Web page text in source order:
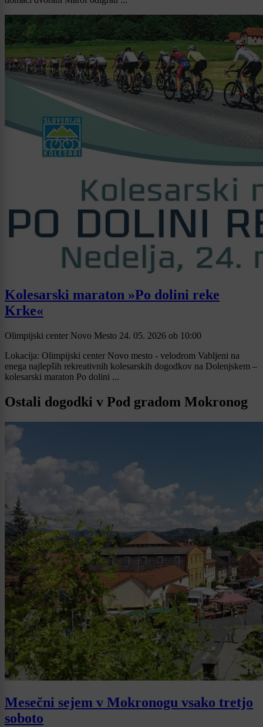
Kolesarski maraton »Po dolini reke
Krke«
Olimpijski center Novo Mesto 24. 05. 2026 ob 10:00
Lokacija: Olimpijski center Novo mesto - velodrom Vabljeni na
enega najlepših rekreativnih kolesarskih dogodkov na Dolenjskem –
kolesarski maraton Po dolini ...
Ostali dogodki v Pod gradom Mokronog
Mesečni sejem v Mokronogu vsako tretjo
soboto